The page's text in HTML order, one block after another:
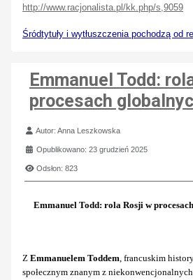
http://www.racjonalista.pl/kk.php/s,9059
Śródtytuły i wytłuszczenia pochodzą od
Emmanuel Todd:
procesach
Szczegóły
Autor:Anna Leszkowska
Opublikowano: 23 grudzień 2025
Odsłon: 823
Emmanuel Todd: rola Rosji w
Z Emmanuelem Toddem, francuskim
społecznym znanym z